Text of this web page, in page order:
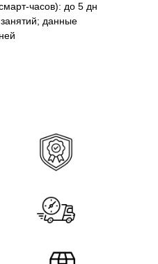
часов): до 5 дн
данные